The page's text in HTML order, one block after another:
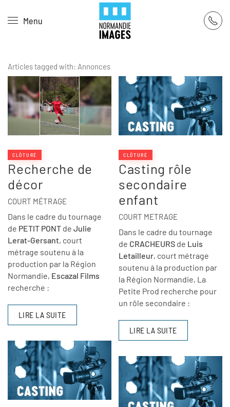
Skip to main content
Menu
Articles tagged with: Annonces
CLÔTURÉ
Recherche de
décor
COURT MÉTRAGE
Dans le cadre du tournage
de PETIT PONT de Julie
Lerat-Gersant, court
métrage soutenu à la
production par la Région
Normandie, Escazal Films
recherche :
LIRE LA SUITE
CLÔTURÉ
Casting rôle
secondaire
enfant
COURT METRAGE
Dans le cadre du tournage
de CRACHEURSde Luis
Letailleur, court métrage
soutenu à la production par
la Région Normandie, La
Petite Prod recherche pour
un rôle secondaire :
LIRE LA SUITE
Panneau de gestion des cookies